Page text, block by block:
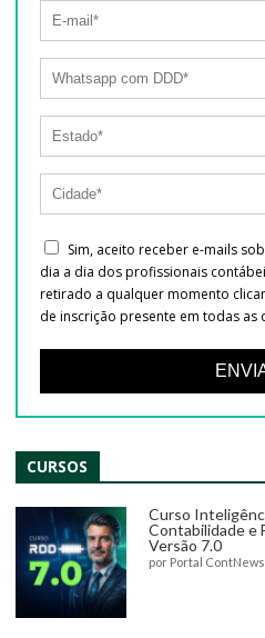
Sim, aceito receber e-mails
dia a dia dos profissionais
retirado a qualquer momento
de inscrição presente em todas as
CURSOS
Curso
Contabilidade e
Versão 7.0
por Portal ContNews